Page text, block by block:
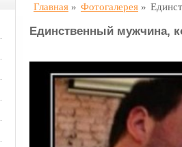
Главная » Фотогалерея »
Единственный мужчина,